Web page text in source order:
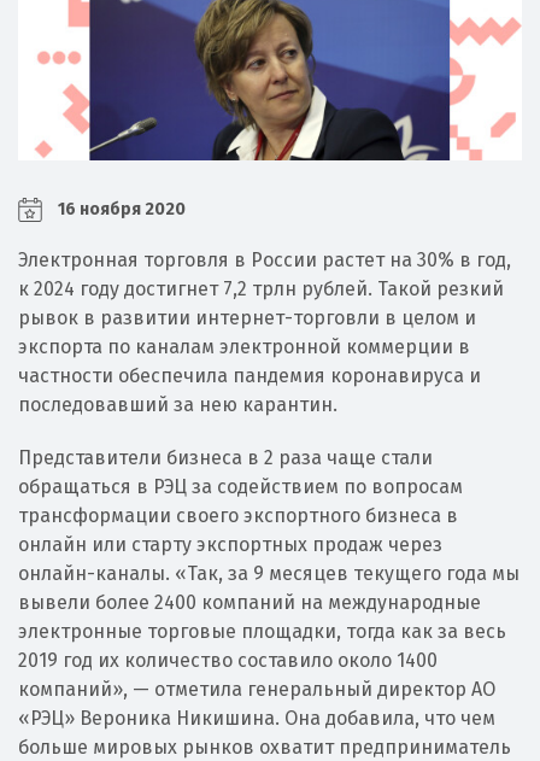
16 ноября 2020
Электронная торговля в России растет на 30% в год,
к 2024 году достигнет 7,2 трлн рублей. Такой резкий
рывок в развитии интернет-торговли в целом и
экспорта по каналам электронной коммерции в
частности обеспечила пандемия коронавируса и
последовавший за нею карантин.
Представители бизнеса в 2 раза чаще стали
обращаться в РЭЦ за содействием по вопросам
трансформации своего экспортного бизнеса в
онлайн или старту экспортных продаж через
онлайн-каналы. «Так, за 9 месяцев текущего года мы
вывели более 2400 компаний на международные
электронные торговые площадки, тогда как за весь
2019 год их количество составило около 1400
компаний», — отметила генеральный директор АО
«РЭЦ» Вероника Никишина. Она добавила, что чем
больше мировых рынков охватит предприниматель